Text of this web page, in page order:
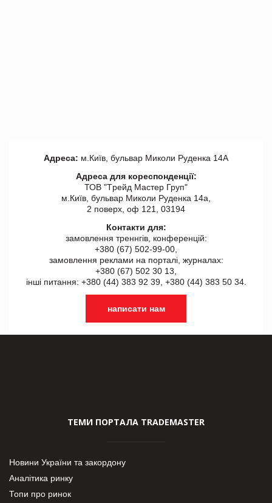
Адреса: м.Київ, бульвар Миколи Руденка 14А
Адреса для кореспонденції:
ТОВ "Tрейд Мастер Груп"
м.Київ, бульвар Миколи Руденка 14а,
2 поверх, оф 121, 03194
Контакти для:
замовлення треннгів, конференцій:
+380 (67) 502-99-00,
замовлення реклами на порталі, журналах:
+380 (67) 502 30 13,
інші питання: +380 (44) 383 92 39, +380 (44) 383 50 34.
написати нам
ТЕМИ ПОРТАЛА TRADEMASTER
Новини України та закордону
Аналітика ринку
Топи про ринок